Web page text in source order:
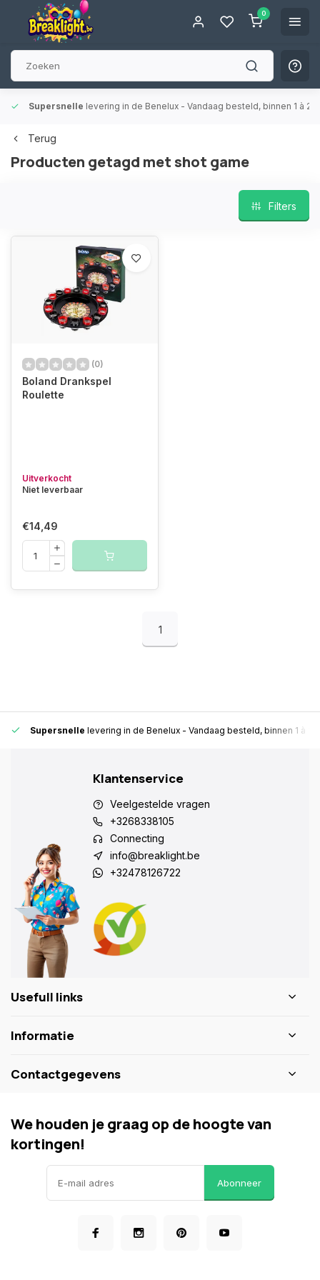
0
Supersnelle levering in de Benelux - Vandaag besteld, binnen 1 à 2
Terug
Producten getagd met shot game
Filters
(0)
Boland Drankspel
Roulette
Uitverkocht
Niet leverbaar
€14,49
1
Supersnelle levering in de Benelux - Vandaag besteld, binnen 1 à 2
Klantenservice
Veelgestelde vragen
+3268338105
Connecting
info@breaklight.be
+32478126722
Usefull links
Informatie
Contactgegevens
We houden je graag op de hoogte van
kortingen!
Abonneer